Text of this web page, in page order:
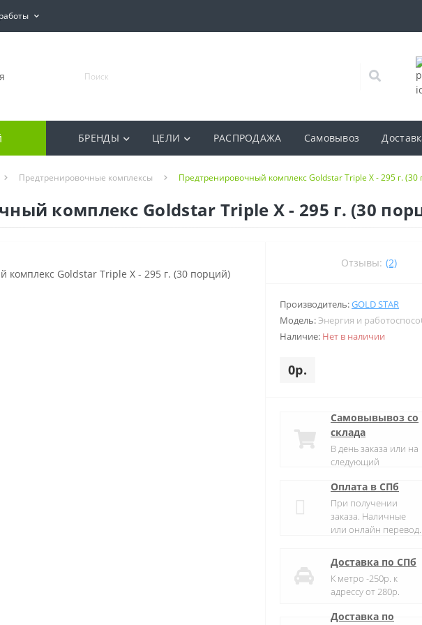
БРЕНДЫ ЦЕЛИ РАСПРОДАЖА Самовывоз
Предтренировочные комплексы Предтренировочный комплекс Goldstar Triple X - 295 г. (30
комплекс Goldstar Triple X - 295 г. (30
Отзывы: (2)
Производитель:GOLD STAR
Модель:Энергия и
Наличие: Нет в наличии
0р.
Самовывывоз со
склада
В день заказа или на
следующий
Оплата в СПб
При получении
заказа. Наличные
или онлайн перевод.
Доставка по СПб
К метро -250р. к
адрессу от 280р.
Доставка по